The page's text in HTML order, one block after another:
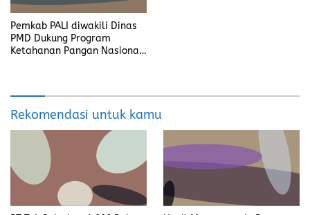
Pemkab PALI diwakili Dinas
PMD Dukung Program
Ketahanan Pangan Nasional
Rekomendasi untuk kamu